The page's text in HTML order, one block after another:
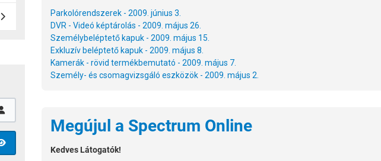
JELSZÓ MEGJELENÍTÉSE
Parkolórendszerek - 2009. június 3.
DVR - Videó képtárolás - 2009. május 26.
Személybeléptető kapuk - 2009. május 15.
Exkluzív beléptető kapuk - 2009. május 8.
Kamerák - rövid termékbemutató - 2009. május 7.
Személy- és csomagvizsgáló eszközök - 2009. május 2.
Megújul a Spectrum Online
Kedves Látogatók!